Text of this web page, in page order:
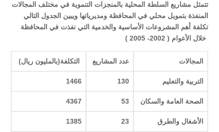
تتمثل مشاريع السلطة المحلية بالمنجزات التنموية في مختلف المجالات
المنفذة بتمويل محلي في المحافظة ومديرياتها ويبين الجدول التالي
تكلفة أهم المشروعات الأساسية والخدمية التي نفذت في المحافظة
خلال الأعوام ( 2002- 2005 )
المجالات عدد المشاريع التكلفة(بالمليون ريال)
التربية والتعليم 130
1466
الصحة العامة والسكان 53
4367
الأشغال والطرق 23
1385